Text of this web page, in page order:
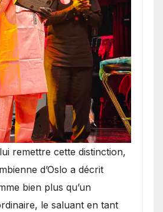
remettre cette distinction,
d’Oslo a décrit
bien plus qu’un
le saluant en tant